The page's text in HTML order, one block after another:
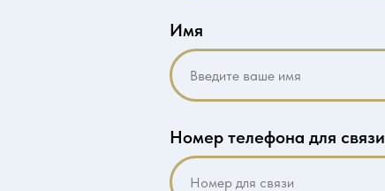
Имя
Номер телефона для связи